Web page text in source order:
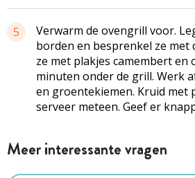
5 Verwarm de ovengrill voor.
borden en besprenkel ze met
ze met plakjes camembert en
minuten onder de grill. Werk
en groentekiemen. Kruid met
serveer meteen. Geef er
Meer interessante vragen